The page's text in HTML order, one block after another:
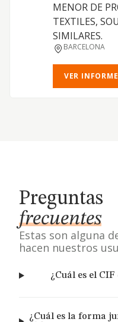
MENOR DE
TEXTILES,
SIMILARES.
BARCELONA
VER INFORME
Preguntas
frecuentes
Estas son alguna
hacen nuestros
¿Cuál es el
¿Cuál es la forma